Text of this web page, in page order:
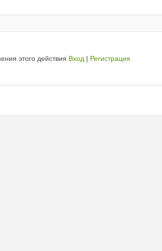
этого действия Вход | Регистрация